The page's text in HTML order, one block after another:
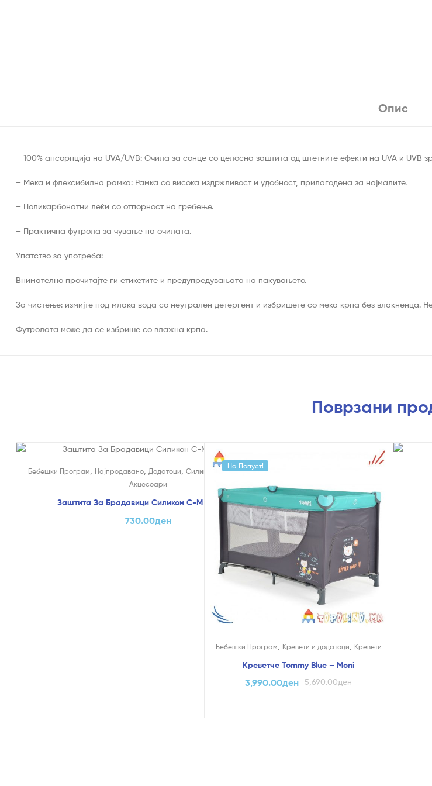
Опис
– 100% апсорпција на UVA/UVB: Очила за сонце со целосна заштита од штетните ефекти на UVA и UVB
– Мека и флексибилна рамка: Рамка со висока издржливост и удобност, прилагодена за најмалите.
– Поликарбонатни леќи со отпорност на гребење.
– Практична футрола за чување на очилата.
Упатство за употреба:
Внимателно прочитајте ги етикетите и предупредувањата на пакувањето.
За чистење: измијте под млака вода со неутрален детергент и избришете со мека крпа без влакненца.
Футролата може да се избрише со влажна крпа.
Поврзани
Бебешки Програм Најпродавано, Додатоци Силиконски Брадавици,
Акцесоари
Заштита За Брадавици Силикон С-М – Chicco
730.00ден
На Попуст!
Бебешки Програм Кревети и додатоци Кревети
Креветче Tommy Blue – Moni
5,690.00ден
3,990.00ден